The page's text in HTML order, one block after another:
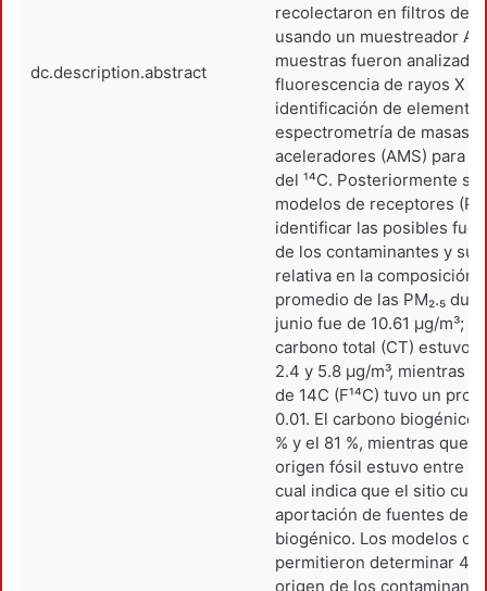
dc.description.abstract
recolectaron en filtros de
usando un muestreador
muestras fueron
fluorescencia de rayos X
identificación de
espectrometría de masas
aceleradores (AMS) para
del ¹⁴C. Posteriormente
modelos de receptores
identificar las posibles
de los contaminantes y su
relativa en la composición
promedio de las PM₂.₅
junio fue de 10.61 μg/m³;
carbono total (CT) estuvo
2.4 y 5.8 μg/m³, mientras
de 14C (F¹⁴C) tuvo un
0.01. El carbono biogénico
% y el 81 %, mientras que
origen fósil estuvo entre el
cual indica que el sitio
aportación de fuentes de
biogénico. Los modelos
permitieron determinar 4
origen de los